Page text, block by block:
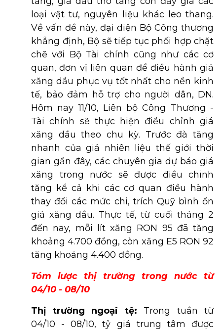
loại vật tư, nguyên liệu khác leo thang.
Về vấn đề này, đại diện Bộ Công thương
khẳng định, Bộ sẽ tiếp tục phối hợp chặt
chẽ với Bộ Tài chính cũng như các cơ
quan, đơn vị liên quan để điều hành giá
xăng dầu phục vụ tốt nhất cho nền kinh
tế, bảo đảm hỗ trợ cho người dân, DN.
Hôm nay 11/10, Liên bộ Công Thương -
Tài chính sẽ thực hiện điều chỉnh giá
xăng dầu theo chu kỳ. Trước đà tăng
nhanh của giá nhiên liệu thế giới thời
gian gần đây, các chuyên gia dự báo giá
xăng trong nước sẽ được điều chỉnh
tăng kể cả khi các cơ quan điều hành
thay đổi các mức chi, trích Quỹ bình ổn
giá xăng dầu. Thực tế, từ cuối tháng 2
đến nay, mỗi lít xăng RON 95 đã tăng
khoảng 4.700 đồng, còn xăng E5 RON 92
tăng khoảng 4.400 đồng.
Tóm lược thị trường trong nước từ
04/10 - 08/10
Thị trường ngoại tệ:
Trong tuần từ
04/10 - 08/10, tỷ giá trung tâm được